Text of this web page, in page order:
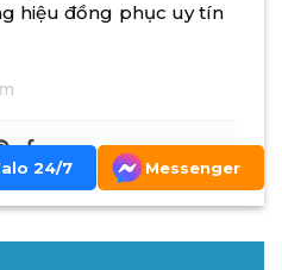
hiệu đồng phục uy tín
24/7 Messenger